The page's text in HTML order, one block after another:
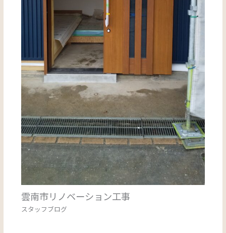
雲南市リノベーション工事
スタッフブログ